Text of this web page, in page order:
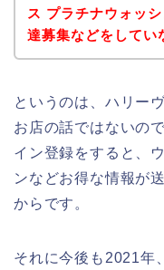
ス プラチナウォッ
達募集などをしてい
というのは、ハリー
お店の話ではないの
イン登録をすると、
ンなどお得な情報が
からです。
それに今後も2021年